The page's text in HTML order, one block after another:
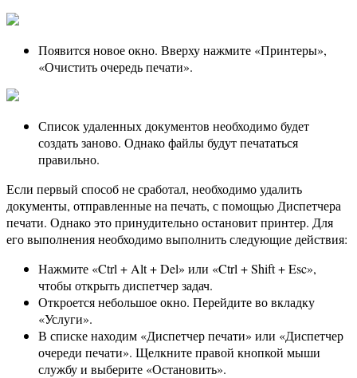
Появится новое окно. Вверху нажмите «Принтеры»,
«Очистить очередь печати».
Список удаленных документов необходимо будет
создать заново. Однако файлы будут печататься
правильно.
Если первый способ не сработал, необходимо удалить
документы, отправленные на печать, с помощью Диспетчера
печати. Однако это принудительно остановит принтер. Для
его выполнения необходимо выполнить следующие действия:
Нажмите «Ctrl + Alt + Del» или «Ctrl + Shift + Esc»,
чтобы открыть диспетчер задач.
Откроется небольшое окно. Перейдите во вкладку
«Услуги».
В списке находим «Диспетчер печати» или «Диспетчер
очереди печати». Щелкните правой кнопкой мыши
службу и выберите «Остановить».